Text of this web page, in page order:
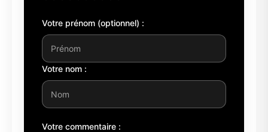
Votre prénom (optionnel) :
Votre nom :
Votre commentaire :